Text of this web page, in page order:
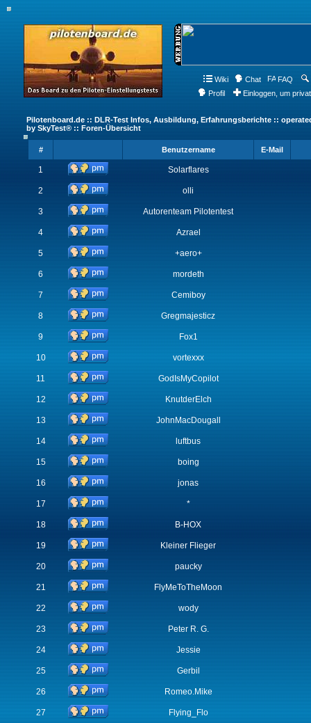
Wiki Chat FAQ
Profil
Einloggen, um
Pilotenboard.de :: DLR-Test Infos, Ausbildung, Erfahrungsberichte ::
by SkyTest® :: Foren-Übersicht
# Benutzername E-Mail
1 Solarflares
2 olli
3 Autorenteam Pilotentest
4 Azrael
5 +aero+
6 mordeth
7 Cemiboy
8 Gregmajesticz
9 Fox1
10 vortexxx
11 GodIsMyCopilot
12 KnutderElch
13 JohnMacDougall
14 luftbus
15 boing
16 jonas
17 *
18 B-HOX
19 Kleiner Flieger
20 paucky
21 FlyMeToTheMoon
22 wody
23 Peter R. G.
24 Jessie
25 Gerbil
26 Romeo.Mike
27 Flying_Flo